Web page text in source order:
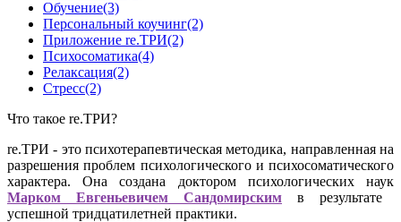
Обучение(3)
Персональный коучинг(2)
Приложение re.ТРИ(2)
Психосоматика(4)
Релаксация(2)
Стресс(2)
Что такое re.ТРИ?
re.ТРИ - это психотерапевтическая методика, направленная на
разрешения проблем психологического и психосоматического
характера. Она создана доктором психологических наук
Марком Евгеньевичем Сандомирским в результате
успешной тридцатилетней практики.